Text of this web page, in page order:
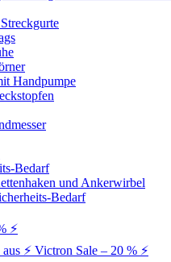
Handpumpe
Bedarf
und Ankerwirbel
Bedarf
⚡
⚡ Victron Sale – 20 % ⚡